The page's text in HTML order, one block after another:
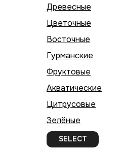
Древесные
Цветочные
Восточные
Гурманские
Фруктовые
Акватические
Цитрусовые
Зелёные
SELECT